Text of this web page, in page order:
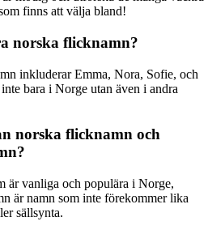
finns att välja bland!
norska flicknamn?
inkluderar Emma, Nora, Sofie, och
bara i Norge utan även i andra
norska flicknamn och
är vanliga och populära i Norge,
är namn som inte förekommer lika
sällsynta.